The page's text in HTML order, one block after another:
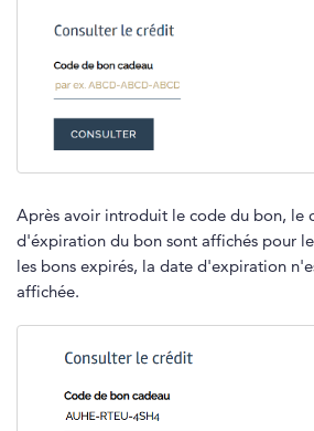
Après avoir introduit le code du bon, le
d'éxpiration du bon sont affichés pour
les bons expirés, la date d'expiration
affichée.